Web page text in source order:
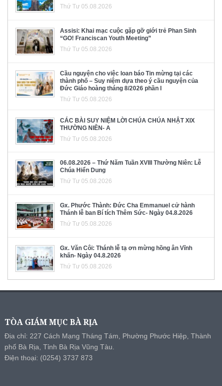
Thứ Tư 05.08.2026
Assisi: Khai mạc cuộc gặp gỡ giới trẻ Phan Sinh
“GO! Franciscan Youth Meeting”
Thứ Tư 05.08.2026
Cầu nguyện cho việc loan báo Tin mừng tại các
thành phố – Suy niệm dựa theo ý cầu nguyện của
Đức Giáo hoàng tháng 8/2026 phần I
Thứ Tư 05.08.2026
CÁC BÀI SUY NIỆM LỜI CHÚA CHÚA NHẬT XIX
THƯỜNG NIÊN- A
Thứ Tư 05.08.2026
06.08.2026 – Thứ Năm Tuần XVIII Thường Niên: Lễ
Chúa Hiển Dung
Thứ Tư 05.08.2026
Gx. Phước Thành: Đức Cha Emmanuel cử hành
Thánh lễ ban Bí tích Thêm Sức- Ngày 04.8.2026
Thứ Tư 05.08.2026
Gx. Văn Côi: Thánh lễ tạ ơn mừng hồng ân Vĩnh
khấn- Ngày 04.8.2026
Thứ Tư 05.08.2026
TÒA GIÁM MỤC BÀ RỊA
Địa chỉ: 227 Cách Mạng Tháng Tám, Phường Phước Hiệp, Thành
phố Bà Rịa, Tỉnh Bà Rịa Vũng Tàu.
Điện thoại: (0254) 3737 873